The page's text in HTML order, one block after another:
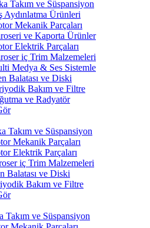
Takım ve Süspansiyon
Aydınlatma Ürünleri
Mekanik Parçaları
ve Kaporta Ürünler
Elektrik Parçaları
iç Trim Malzemeleri
Medya & Ses Sistemle
Balatası ve Diski
Bakım ve Filtre
ve Radyatör
Takım ve Süspansiyon
Mekanik Parçaları
Elektrik Parçaları
iç Trim Malzemeleri
Balatası ve Diski
Bakım ve Filtre
Takım ve Süspansiyon